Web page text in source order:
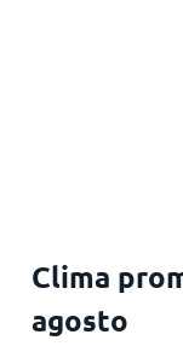
Clima
agosto